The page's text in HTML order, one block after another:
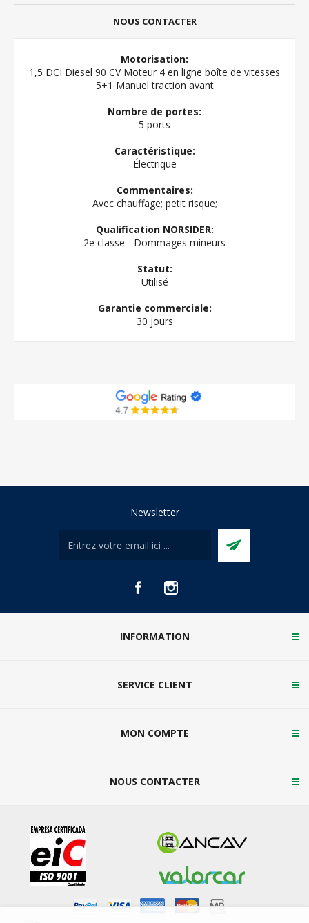
NOUS CONTACTER
Motorisation:
1,5 DCI Diesel 90 CV Moteur 4 en ligne boîte de vitesses
5+1 Manuel traction avant
Nombre de portes:
5 ports
Caractéristique:
Électrique
Commentaires:
Avec chauffage; petit risque;
Qualification NORSIDER:
2e classe - Dommages mineurs
Statut:
Utilisé
Garantie commerciale:
30 jours
Newsletter
INFORMATION
SERVICE CLIENT
MON COMPTE
NOUS CONTACTER